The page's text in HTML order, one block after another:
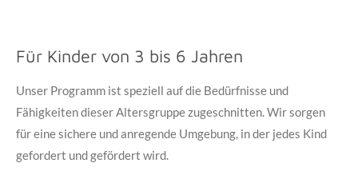
Für Kinder von 3 bis 6 Jahren
Unser Programm ist speziell auf die Bedürfnisse und
Fähigkeiten dieser Altersgruppe zugeschnitten. Wir sorgen
für eine sichere und anregende Umgebung, in der jedes Kind
gefordert und gefördert wird.